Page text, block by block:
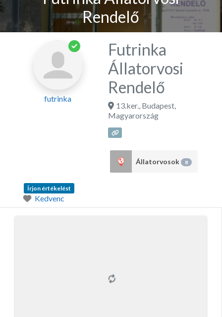
Rendelő
futrinka
Futrinka
Állatorvosi
Rendelő
13.ker., Budapest,
Magyarország
Állatorvosok 8
Írjon értékelést
Kedvenc